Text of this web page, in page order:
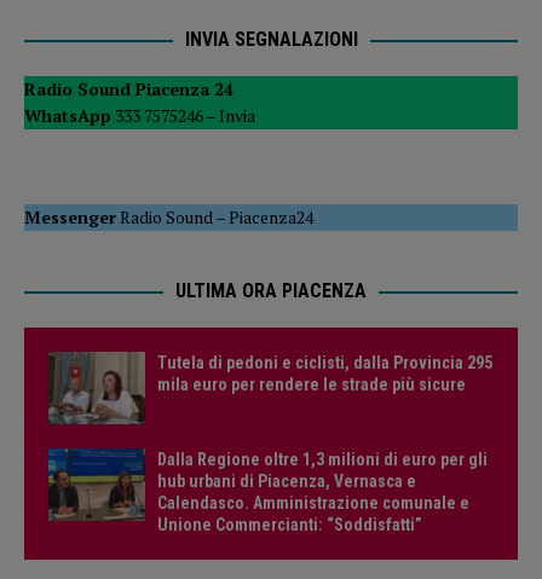
INVIA SEGNALAZIONI
Radio Sound Piacenza 24
WhatsApp 333 7575246 – Invia
MessengerRadio Sound –Piacenza24
ULTIMA ORA PIACENZA
Tutela di pedoni e ciclisti, dalla Provincia 295
mila euro per rendere le strade più sicure
Dalla Regione oltre 1,3 milioni di euro per gli
hub urbani di Piacenza, Vernasca e
Calendasco. Amministrazione comunale e
Unione Commercianti: “Soddisfatti”